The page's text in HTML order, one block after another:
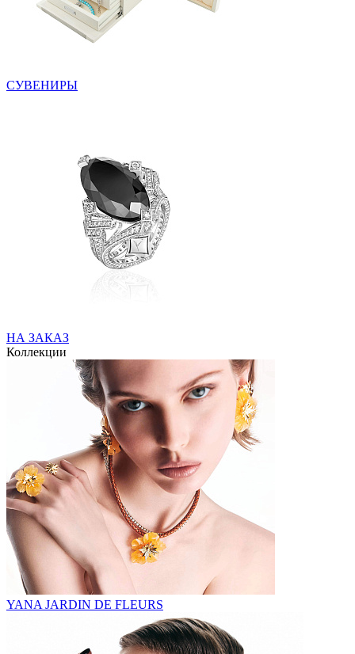
СУВЕНИРЫ
НА ЗАКАЗ
Коллекции
YANA JARDIN DE FLEURS